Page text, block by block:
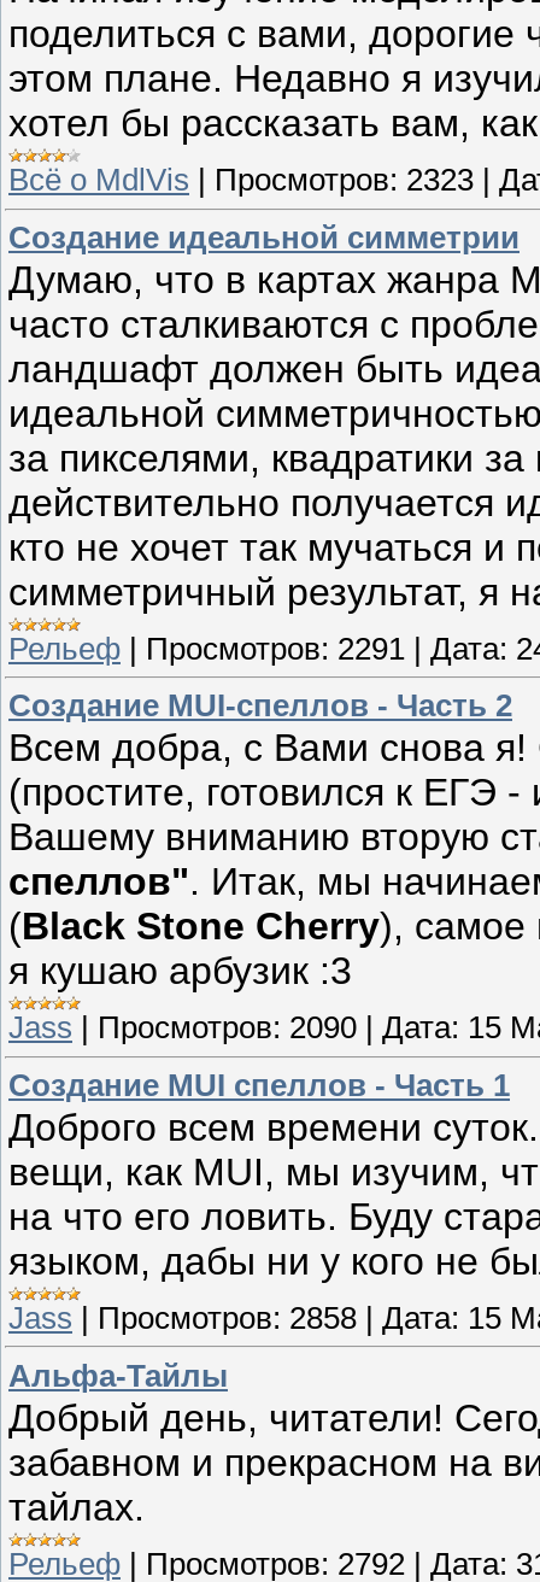
поделиться с вами,
этом плане. Недавно я
хотел бы рассказать вам,
Всё о MdlVis Просмотров: 2323
Создание идеальной симметрии
Думаю, что в картах жанра
часто сталкиваются с
ландшафт должен быть
идеальной
за пикселями, квадратики
действительно получается
кто не хочет так мучаться
симметричный результат, я
Рельеф Просмотров: 2291 Дата:
Создание MUI-спеллов - Часть 2
Всем добра, с Вами снова я!
(простите, готовился к ЕГЭ
Вашему вниманию вторую
спеллов". Итак, мы
(Black Stone Cherry), самое
я кушаю арбузик :3
Jass Просмотров: 2090 Дата: 15
Создание MUI спеллов - Часть 1
Доброго всем времени
вещи, как MUI, мы изучим,
на что его ловить. Буду
языком, дабы ни у кого не
Jass Просмотров: 2858 Дата: 15
Альфа-Тайлы
Добрый день, читатели!
забавном и прекрасном на
тайлах.
Рельеф | Просмотров: 2792 | Дата: